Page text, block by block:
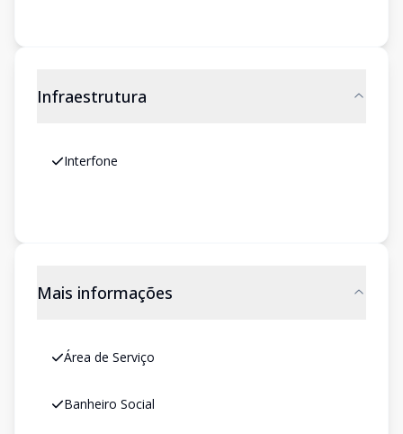
Infraestrutura
Interfone
Mais informações
Área de Serviço
Banheiro Social